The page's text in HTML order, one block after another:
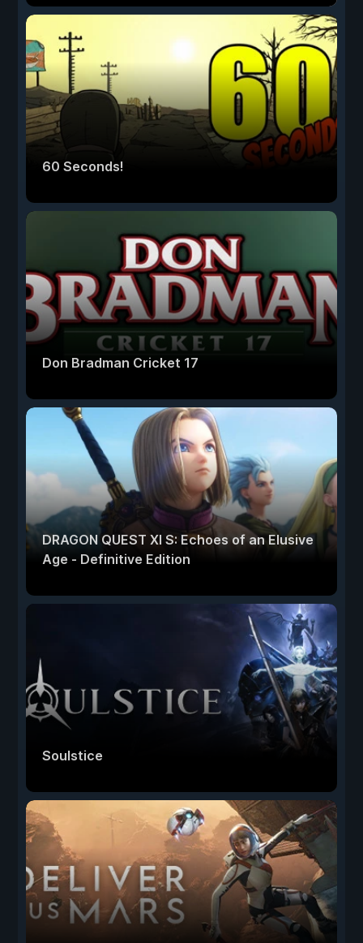
60 Seconds!
Don Bradman Cricket 17
DRAGON QUEST XI S: Echoes of an Elusive
Age - Definitive Edition
Soulstice